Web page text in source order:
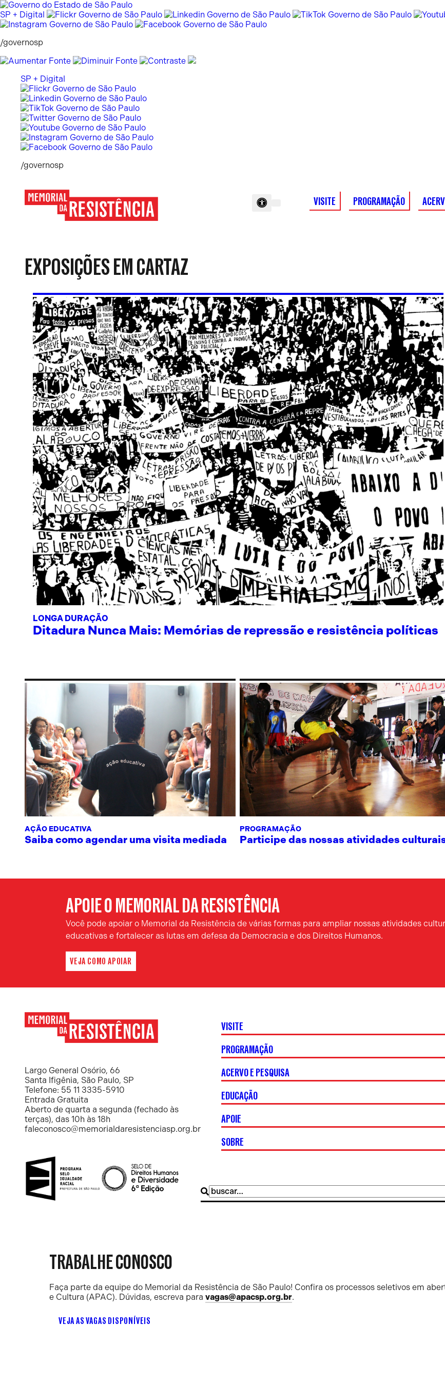
Pular
para
o
SP + Digital
/governosp
SP + Digital
/governosp
VISITE PROGRAMAÇÃO
EXPOSIÇÕES EM CARTAZ
LONGA DURAÇÃO
Ditadura Nunca Mais: Memórias de repressão e resistência políticas
AÇÃO EDUCATIVA
Saiba como agendar uma visita mediada
PROGRAMAÇÃO
Participe das nossas atividades
APOIE O MEMORIAL DA RESISTÊNCIA
Você pode apoiar o Memorial da Resistência de várias formas para ampliar nossas atividades
educativas e fortalecer as lutas em defesa da Democracia e dos Direitos Humanos.
VEJA COMO APOIAR
Resistência
Largo General Osório, 66
Santa Ifigênia, São Paulo, SP
Telefone: 55 11 3335-5910
Entrada Gratuita
Aberto de quarta a segunda (fechado às
terças), das 10h às 18h
faleconosco@memorialdaresistenciasp.org.br
Buscar
por:
VISITE
PROGRAMAÇÃO
ACERVO E PESQUISA
EDUCAÇÃO
APOIE
SOBRE
TRABALHE CONOSCO
Faça parte da equipe do Memorial da Resistência de São Paulo! Confira os processos seletivos em
e Cultura (APAC). Dúvidas, escreva para vagas@apacsp.org.br.
VEJA AS VAGAS DISPONÍVEIS